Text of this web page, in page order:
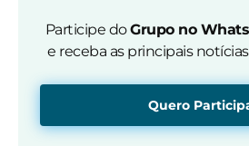
Participe doGrupo no
e receba as principais
Quero